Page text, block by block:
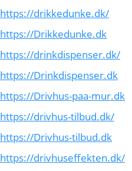
https://drikkedunke.dk/
https://Drikkedunke.dk
https://drinkdispenser.dk/
https://Drinkdispenser.dk
https://Drivhus-paa-mur.dk
https://drivhus-tilbud.dk/
https://Drivhus-tilbud.dk
https://drivhuseffekten.dk/